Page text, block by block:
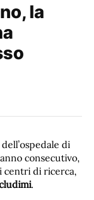
la
di
consecutivo,
centri di ricerca,
.